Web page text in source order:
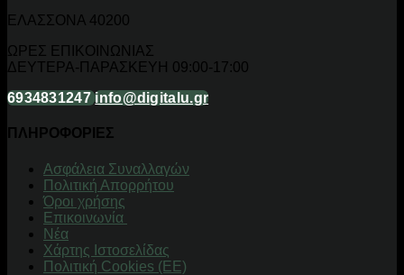
ΕΛΑΣΣΟΝΑ 40200
ΩΡΕΣ ΕΠΙΚΟΙΝΩΝΙΑΣ
ΔΕΥΤΕΡΑ-ΠΑΡΑΣΚΕΥΗ 09:00-17:00
6934831247 info@digitalu.gr
ΠΛΗΡΟΦΟΡΙΕΣ
Aσφάλεια Συναλλαγών
Πολιτική Απορρήτου
Όροι χρήσης
Επικοινωνία
Νέα
Χάρτης Ιστοσελίδας
Πολιτική Cookies (ΕΕ)